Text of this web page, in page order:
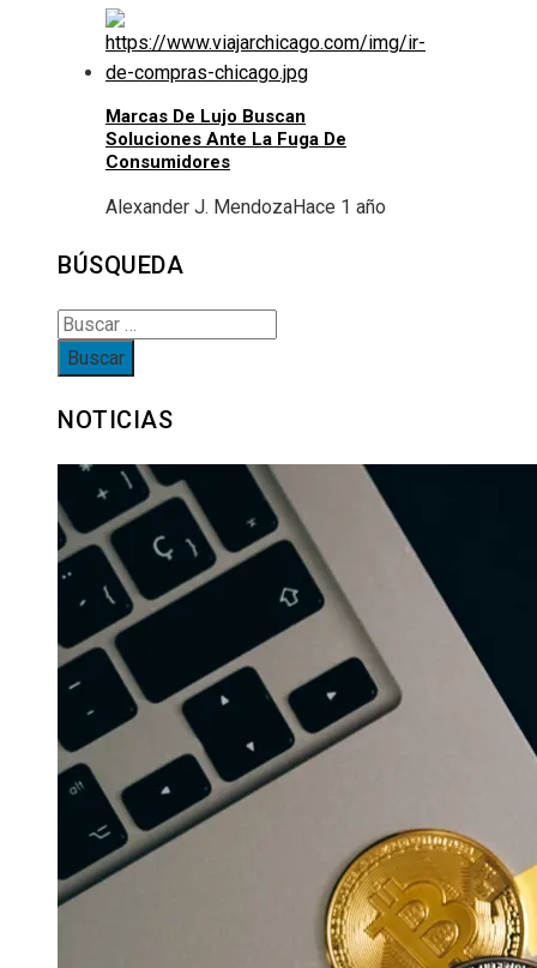
Marcas De Lujo Buscan
Soluciones Ante La Fuga De
Consumidores
Alexander J. MendozaHace 1 año
BÚSQUEDA
Buscar:
NOTICIAS